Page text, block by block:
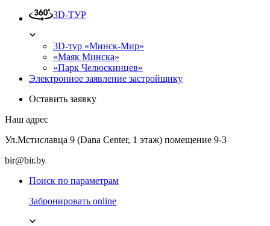
3D-ТУР
3D-тур «Минск-Мир»
«Маяк Минска»
«Парк Челюскинцев»
Электронное заявление застройщику
Оставить заявку
Наш адрес
Ул.Мстиславца 9 (Dana Center, 1 этаж) помещение 9-3
bir@bir.by
Поиск по параметрам
Забронировать online